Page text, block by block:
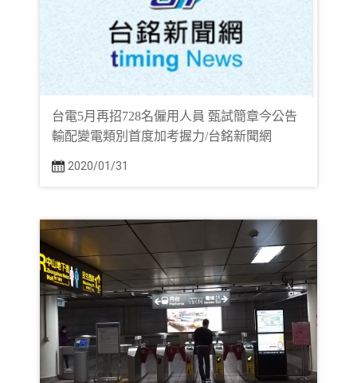
台電5月再招728名僱用人員 甄試簡章今公告
輸配變電類別首度加考握力/台銘新聞網
2020/01/31